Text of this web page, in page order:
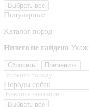
Выбрать все
Популярные
Каталог пород
Ничего не найдено
Сбросить Применить
Породы собак
Выбрать все